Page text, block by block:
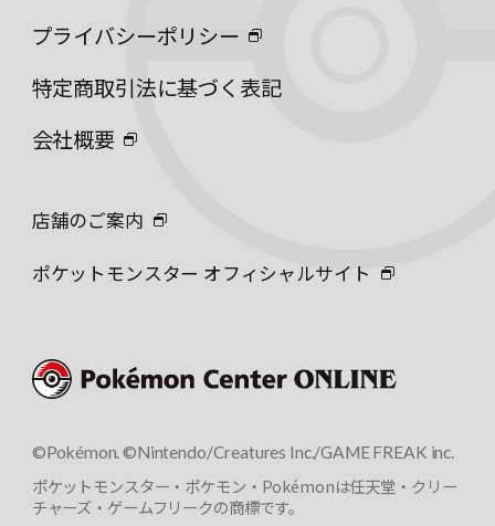
プライバシーポリシー
特定商取引法に基づく表記
会社概要
店舗のご案内
ポケットモンスター オフィシャルサイト
©Pokémon. ©Nintendo/Creatures Inc./GAME FREAK inc.
ポケットモンスター・ポケモン・Pokémonは任天堂・クリー
チャーズ・ゲームフリークの商標です。